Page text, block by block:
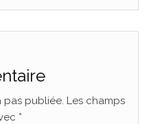
pas publiée. Les champs
*